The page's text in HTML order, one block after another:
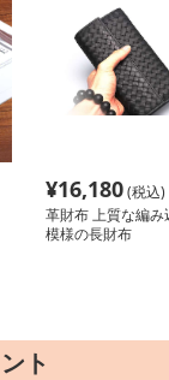
¥16,180(税込)
革財布 上質な編み
模様の長財布
ト